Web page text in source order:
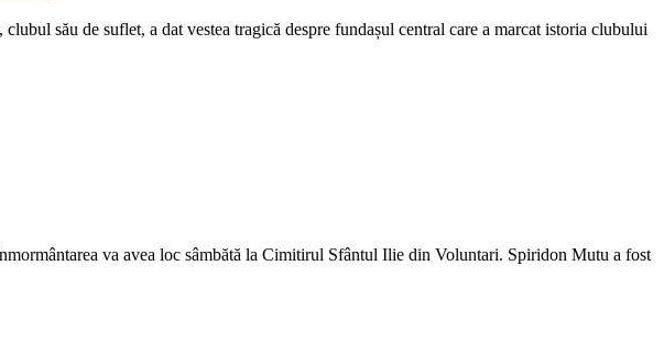
său de suflet, a dat vestea tragică despre fundașul central care a marcat istoria clubului
va avea loc sâmbătă la Cimitirul Sfântul Ilie din Voluntari. Spiridon Mutu a fost